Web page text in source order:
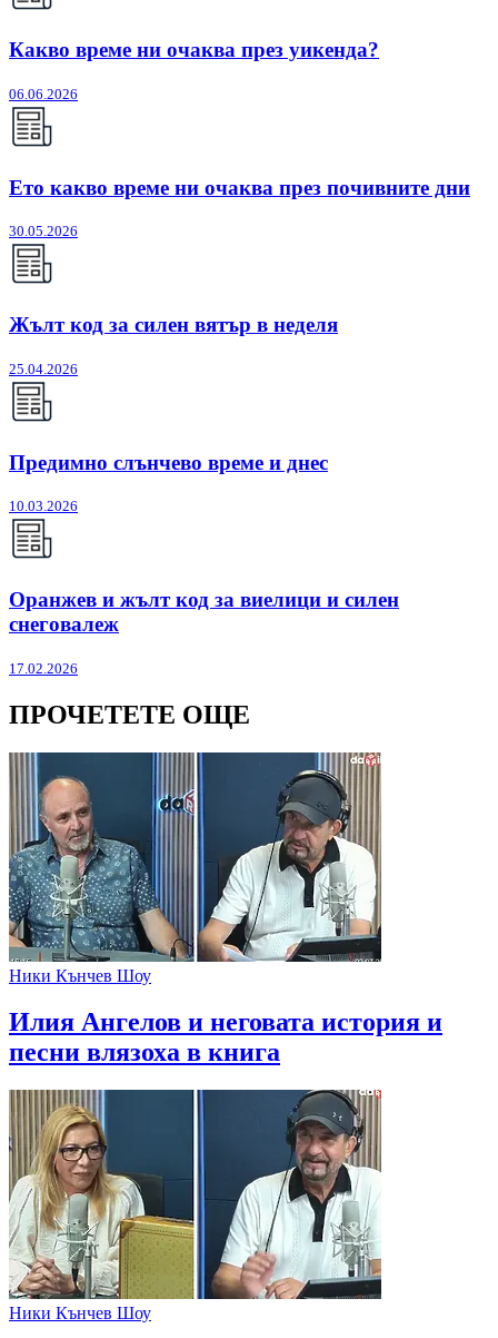
Какво време ни очаква през уикенда?
06.06.2026
Ето какво време ни очаква през почивните дни
30.05.2026
Жълт код за силен вятър в неделя
25.04.2026
Предимно слънчево време и днес
10.03.2026
Оранжев и жълт код за виелици и силен
снеговалеж
17.02.2026
ПРОЧЕТЕТЕ ОЩЕ
Ники Кънчев Шоу
Илия Ангелов и неговата история и
песни влязоха в книга
Ники Кънчев Шоу